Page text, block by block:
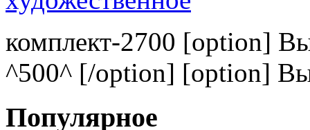
комплект-2700 [option]
^500^ [/option] [option]
Популярное